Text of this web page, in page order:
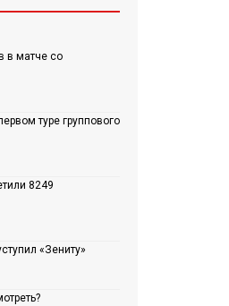
в матче со
туре группового
8249
«Зениту»